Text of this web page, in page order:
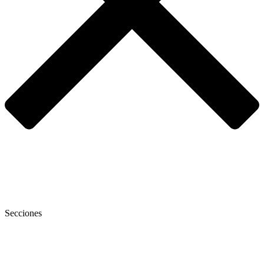
Secciones